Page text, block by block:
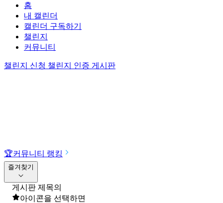
홈
내 캘린더
캘린더 구독하기
챌린지
커뮤니티
챌린지 신청 챌린지 인증 게시판
🏆커뮤니티 랭킹
즐겨찾기
게시판 제목의
아이콘을 선택하면